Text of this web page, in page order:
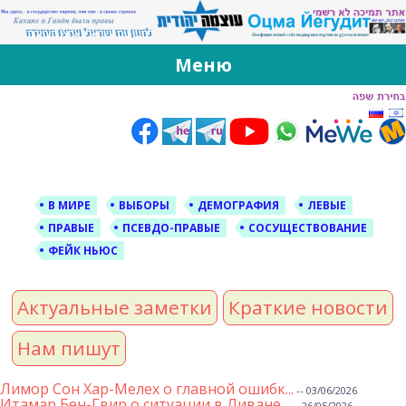
За Оцма Йегудит
עוצמה יהודית ברוסית ובעברית
Меню
В МИРЕ ВЫБОРЫ ДЕМОГРАФИЯ
ЛЕВЫЕ
ПРАВЫЕ
ПСЕВДО-ПРАВЫЕ
СОСУЩЕСТВОВАНИЕ
ФЕЙК НЬЮС
Актуальные заметки
Краткие новости
Нам пишут
Лимор Сон Хар-Мелех о главной ошибк... -- 03/06/2026